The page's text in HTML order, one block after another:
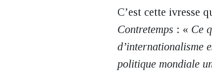
C’est cette ivresse
Contretemps : « Ce
d’internationalisme
politique mondiale